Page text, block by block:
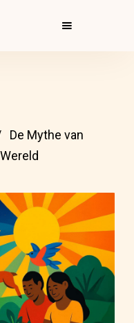
De Mythe van